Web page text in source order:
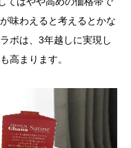
味わえると考えるとかな
ボは、3年越しに実現し
高まります。